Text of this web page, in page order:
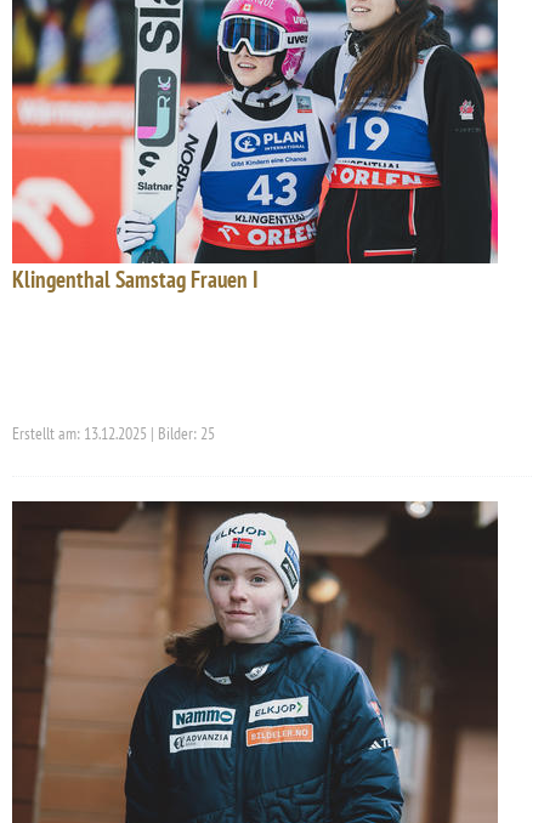
Klingenthal Samstag Frauen I
Erstellt am: 13.12.2025 | Bilder: 25